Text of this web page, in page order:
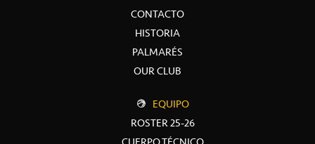
CONTACTO
HISTORIA
PALMARÉS
OUR CLUB
EQUIPO
ROSTER 25-26